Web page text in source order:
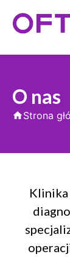
O nas
Strona
Klinika